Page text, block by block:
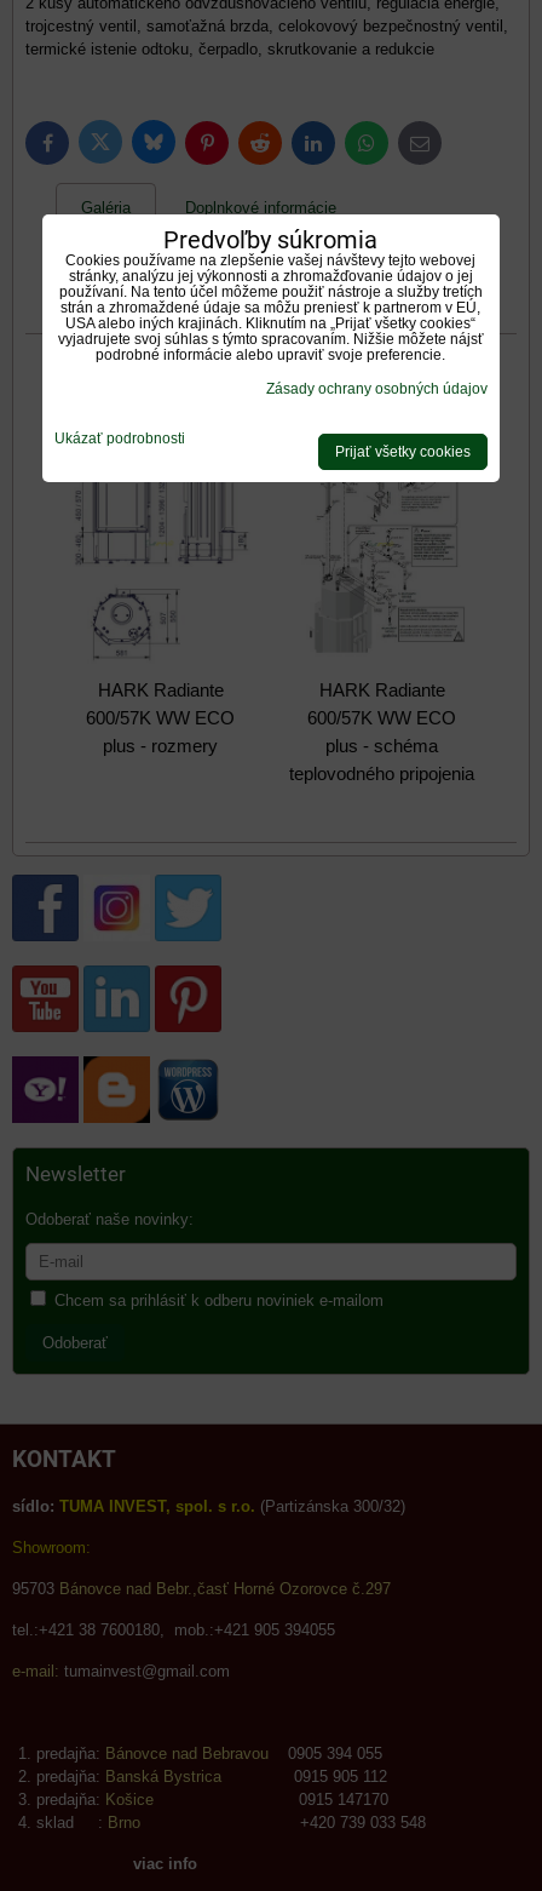
trojcestný ventil, samoťažná brzda, celokovový bezpečnostný ventil,
termické istenie odtoku, čerpadlo, skrutkovanie a redukcie
FacebookTwitter BlueskyPinterestReddit LinkedInWhatsApp
E-
mail
Galéria Doplnkové informácie
Recenzie 0 Diskusia 0
Otázka k produktu
HARK Radiante
600/57K WW ECO
plus - rozmery
HARK Radiante
600/57K WW ECO
plus - schéma
teplovodného pripojenia
Newsletter
Odoberať naše novinky:
Chcem sa prihlásiť k odberu noviniek e-mailom
Odoberať
KONTAKT
sídlo: TUMA INVEST, spol. s r.o. (Partizánska 300/32)
Showroom:
95703 Bánovce nad Bebr.,časť Horné Ozorovce č.297
tel.:+421 38 7600180, mob.:+421 905 394055
e-mail: tumainvest@gmail.com
predajňa: Bánovce nad Bebravou 0905 394 055
predajňa: Banská Bystrica 0915 905 112
predajňa: Košice 0915 147170
sklad : Brno +420 739 033 548
viac info
Predvoľby súkromia
Cookies používame na zlepšenie vašej návštevy tejto webovej
stránky, analýzu jej výkonnosti a zhromažďovanie údajov o jej
používaní. Na tento účel môžeme použiť nástroje a služby tretích
strán a zhromaždené údaje sa môžu preniesť k partnerom v EÚ,
USA alebo iných krajinách. Kliknutím na „Prijať všetky cookies“
vyjadrujete svoj súhlas s týmto spracovaním. Nižšie môžete nájsť
podrobné informácie alebo upraviť svoje preferencie.
Zásady ochrany osobných údajov
Ukázať podrobnosti
Prijať všetky cookies